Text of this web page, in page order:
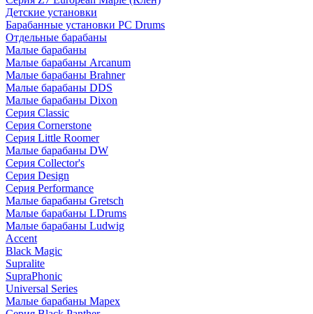
Детские установки
Барабанные установки PC Drums
Отдельные барабаны
Малые барабаны
Малые барабаны Arcanum
Малые барабаны Brahner
Малые барабаны DDS
Малые барабаны Dixon
Серия Classic
Серия Cornerstone
Серия Little Roomer
Малые барабаны DW
Серия Collector's
Серия Design
Серия Performance
Малые барабаны Gretsch
Малые барабаны LDrums
Малые барабаны Ludwig
Accent
Black Magic
Supralite
SupraPhonic
Universal Series
Малые барабаны Mapex